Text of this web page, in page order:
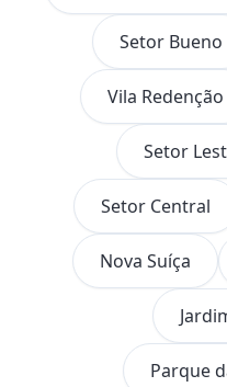
Setor Bueno
Vila Redenção
Setor
Setor Central
Nova Suíça
Parque